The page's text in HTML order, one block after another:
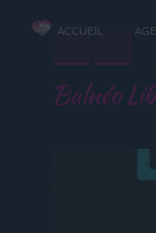
ACCUEIL
Balnéo